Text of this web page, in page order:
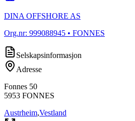
DINA OFFSHORE AS
Org.nr: 999088945 • FONNES
Selskapsinformasjon
Adresse
Fonnes 50
5953 FONNES
Austrheim,Vestland